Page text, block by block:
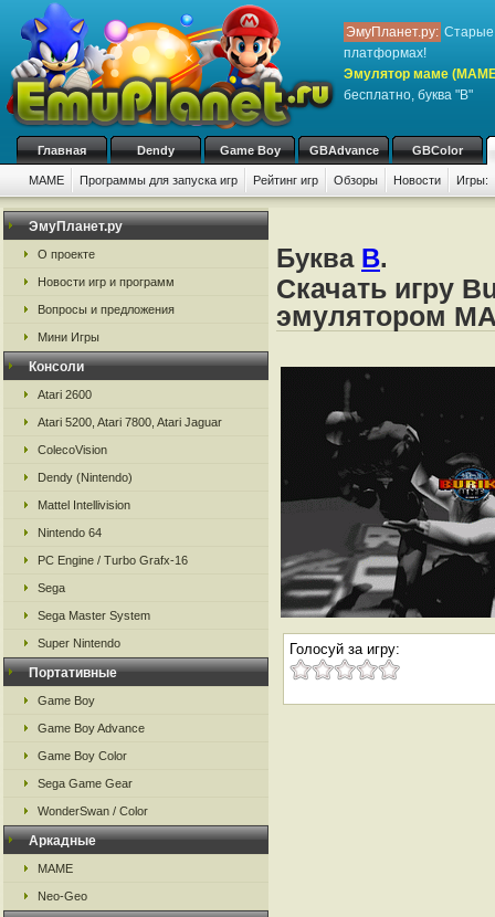
ЭмуПланет.ру: Старые
платформах!
Эмулятор маме
бесплатно, буква "B"
Главная Dendy Game Boy GBAdvance GBColor
MAME Программы для запуска игр Рейтинг игр Обзоры Новости Игры:
ЭмуПланет.ру
О проекте
Новости игр и программ
Вопросы и предложения
Мини Игры
Консоли
Atari 2600
Atari 5200, Atari 7800, Atari Jaguar
ColecoVision
Dendy (Nintendo)
Mattel Intellivision
Nintendo 64
PC Engine / Turbo Grafx-16
Sega
Sega Master System
Super Nintendo
Портативные
Game Boy
Game Boy Advance
Game Boy Color
Sega Game Gear
WonderSwan / Color
Аркадные
MAME
Neo-Geo
Буква B.
Скачать игру
эмулятором
Голосуй за игру: